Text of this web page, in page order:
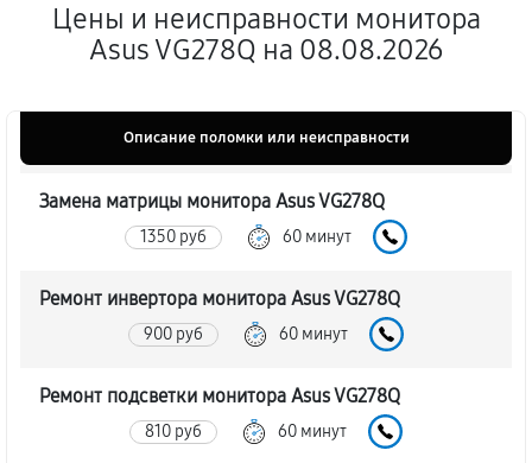
Цены и неисправности монитора
Asus VG278Q на 08.08.2026
Описание поломки или неисправности
Замена матрицы монитора Asus VG278Q
1350 руб 60 минут
Ремонт инвертора монитора Asus VG278Q
900 руб 60 минут
Ремонт подсветки монитора Asus VG278Q
810 руб 60 минут